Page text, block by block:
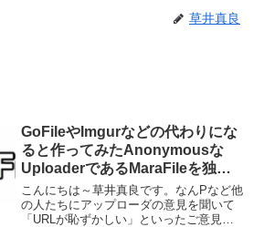
草井真良
GoFileやImgurなどの代わりにな
ると作ってみたAnonymousな
UploaderであるMaraFileを独立
したサービス「marafile.cc」にし
ました
こんにちは～草井真良です。なんPなど他
の人たちにアップローダの意見を聞いて
「URLが恥ずかしい」といったご意見を